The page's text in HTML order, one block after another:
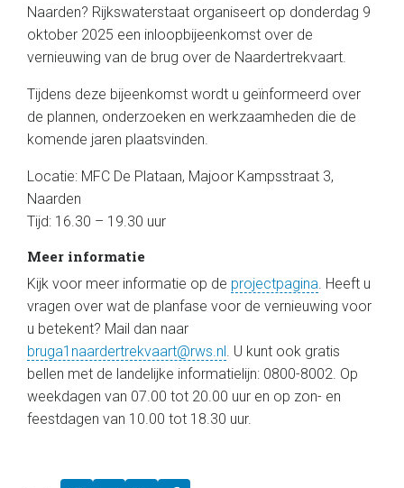
Naarden? Rijkswaterstaat organiseert op donderdag 9
oktober 2025 een inloopbijeenkomst over de
vernieuwing van de brug over de Naardertrekvaart.
Tijdens deze bijeenkomst wordt u geïnformeerd over
de plannen, onderzoeken en werkzaamheden die de
komende jaren plaatsvinden.
Locatie: MFC De Plataan, Majoor Kampsstraat 3,
Naarden
Tijd: 16.30 – 19.30 uur
Meer informatie
Kijk voor meer informatie op de projectpagina. Heeft u
vragen over wat de planfase voor de vernieuwing voor
u betekent? Mail dan naar
bruga1naardertrekvaart@rws.nl. U kunt ook gratis
bellen met de landelijke informatielijn: 0800-8002. Op
weekdagen van 07.00 tot 20.00 uur en op zon- en
feestdagen van 10.00 tot 18.30 uur.